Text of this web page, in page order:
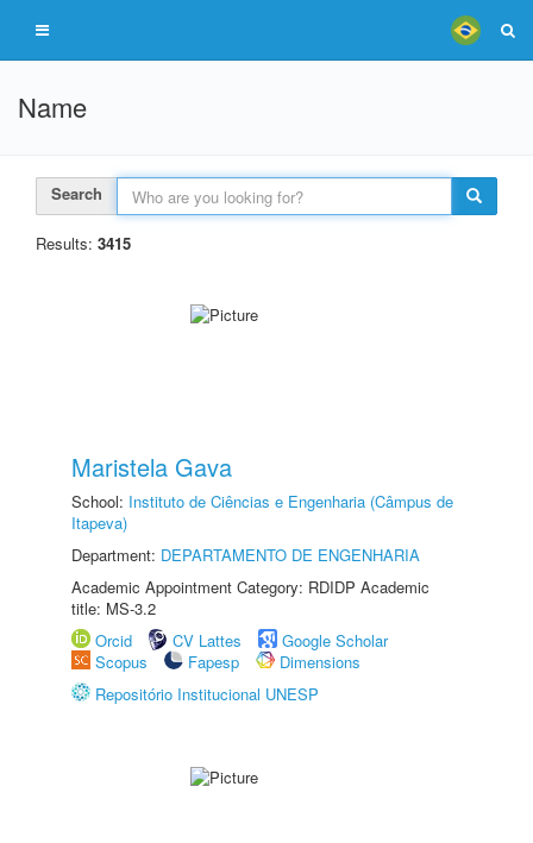
Name
Search
Results: 3415
Maristela Gava
School: Instituto de Ciências e Engenharia (Câmpus de
Itapeva)
Department: DEPARTAMENTO DE ENGENHARIA
Academic Appointment Category: RDIDP Academic
title: MS-3.2
Orcid
CV Lattes
Google Scholar
Scopus
Fapesp
Dimensions
Repositório Institucional UNESP